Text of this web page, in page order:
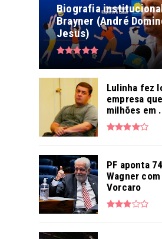
Biografia
Brayner (André
Jesus)
Lulinha fez
empresa
milhões em
PF aponta
Wagner
Vorcaro